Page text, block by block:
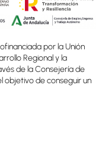
por la Unión
Regional y la
de la Consejería de
objetivo de conseguir un